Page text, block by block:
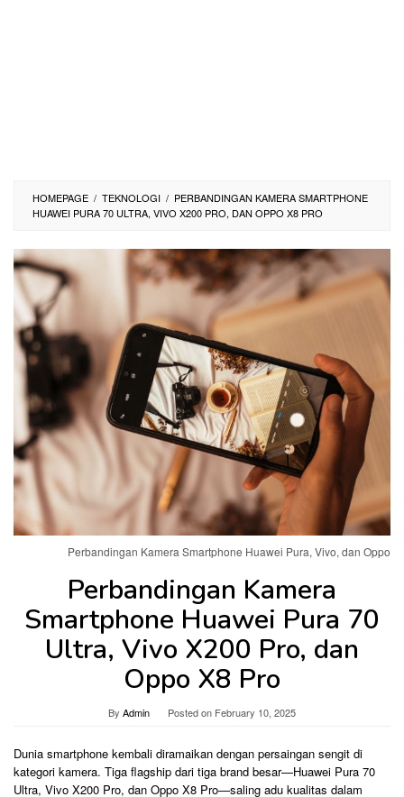
HOMEPAGE / TEKNOLOGI / PERBANDINGAN KAMERA SMARTPHONE
HUAWEI PURA 70 ULTRA, VIVO X200 PRO, DAN OPPO X8 PRO
Perbandingan Kamera Smartphone Huawei Pura, Vivo, dan Oppo
Perbandingan Kamera
Smartphone Huawei Pura 70
Ultra, Vivo X200 Pro, dan
Oppo X8 Pro
By Admin Posted on February 10, 2025
Dunia smartphone kembali diramaikan dengan persaingan sengit di
kategori kamera. Tiga flagship dari tiga brand besar—Huawei Pura 70
Ultra, Vivo X200 Pro, dan Oppo X8 Pro—saling adu kualitas dalam